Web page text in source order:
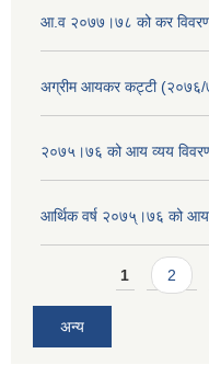
आ.व २०७७।७८ को कर
अग्रीम आयकर कट्टी (२०७६/
२०७५।७६ को आय व्यय
आर्थिक वर्ष २०७५्।७६ को
Pages1 2
अन्य